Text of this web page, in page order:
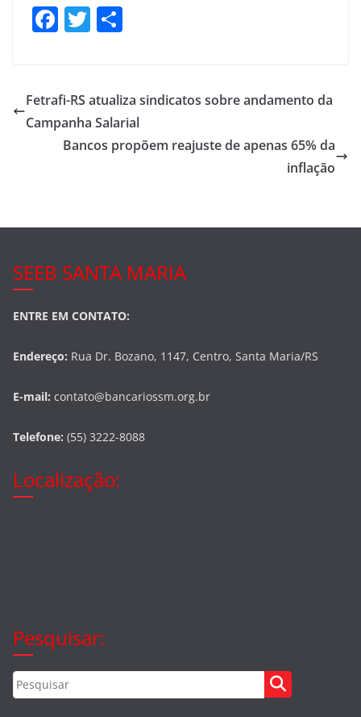
F
e
b
o
T
er e
Fetrafi-RS atualiza sindicatos sobre andamento da
Campanha Salarial
Bancos propõem reajuste de apenas 65% da
inflação
SEEB SANTA MARIA
ENTRE EM CONTATO:
Endereço: Rua Dr. Bozano, 1147, Centro, Santa Maria/RS
E-mail: contato@bancariossm.org.br
Telefone: (55) 3222-8088
Localização:
Pesquisar: